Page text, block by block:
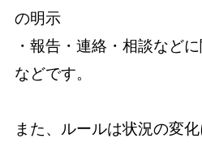
の明示
・報告・連絡・相談など
などです。
また、ルールは状況の変